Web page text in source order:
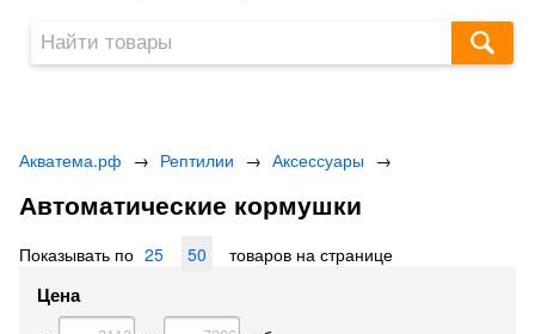
Акватема.рф → Рептилии → Аксессуары →
Автоматические кормушки
Показывать по 25 50 товаров на странице
Цена